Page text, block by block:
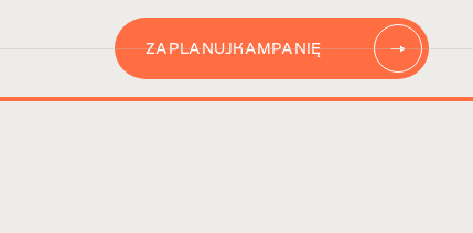
ZAPLANUJKAMPANIĘ